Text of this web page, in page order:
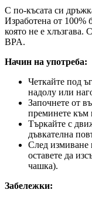
С по-късата си
Изработена от 100%
която не е хлъзгава.
BPA.
Начин на употреба:
Четкайте под
надолу или
Започнете от
преминете към
Търкайте с
дъвкателна
След измиване
оставете да
чашка).
Забележки: